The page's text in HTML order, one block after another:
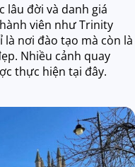
lâu đời và danh giá
viên như Trinity
là nơi đào tạo mà còn là
Nhiều cảnh quay
thực hiện tại đây.